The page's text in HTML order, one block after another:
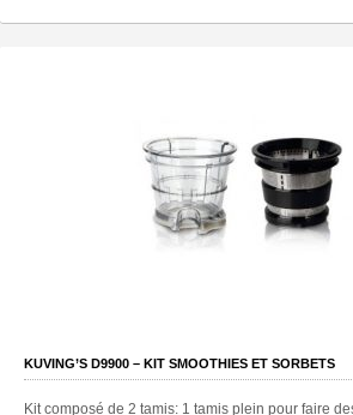
KUVING’S D9900 – KIT SMOOTHIES ET SORBETS
Kit composé de 2 tamis: 1 tamis plein pour faire